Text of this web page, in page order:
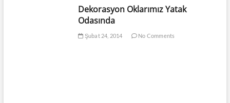
Dekorasyon Oklarımız Yatak
Odasında
Şubat 24, 2014 No Comments